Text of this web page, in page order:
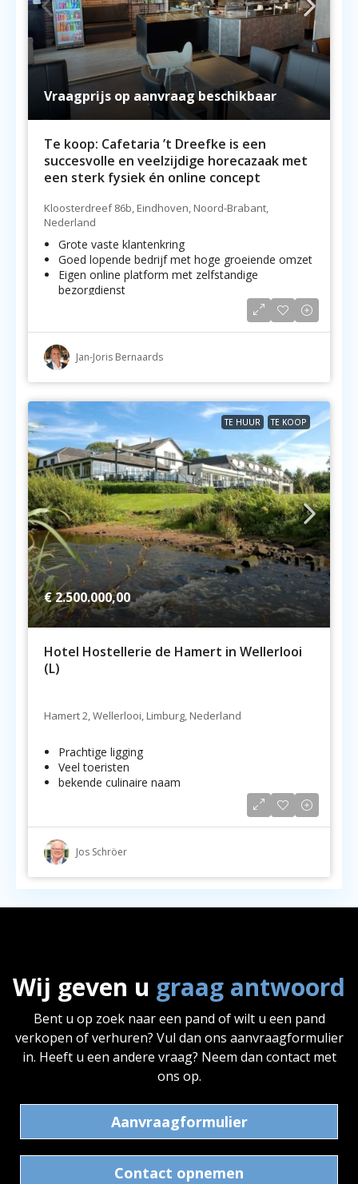
Vraagprijs op aanvraag beschikbaar
Te koop: Cafetaria ’t Dreefke is een
succesvolle en veelzijdige horecazaak met
een sterk fysiek én online concept
Kloosterdreef 86b, Eindhoven, Noord-Brabant,
Nederland
Grote vaste klantenkring
Goed lopende bedrijf met hoge groeiende omzet
Eigen online platform met zelfstandige
bezorgdienst
Jan-Joris Bernaards
TE HUUR TE KOOP
€ 2.500.000,00
Hotel Hostellerie de Hamert in Wellerlooi
(L)
Hamert 2, Wellerlooi, Limburg, Nederland
Prachtige ligging
Veel toeristen
bekende culinaire naam
Jos Schröer
Wij geven u graag antwoord
Bent u op zoek naar een pand of wilt u een pand
verkopen of verhuren? Vul dan ons aanvraagformulier
in. Heeft u een andere vraag? Neem dan contact met
ons op.
Aanvraagformulier
Contact opnemen